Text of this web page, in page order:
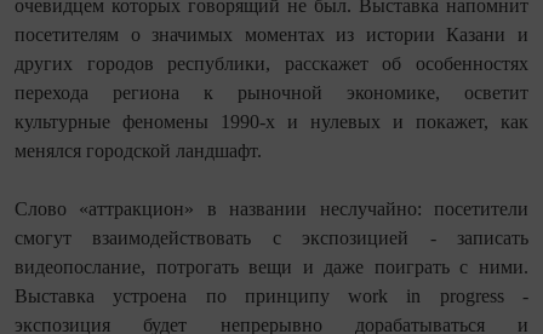
очевидцем которых говорящий не был. Выставка напомнит
посетителям о значимых моментах из истории Казани и
других городов республики, расскажет об особенностях
перехода региона к рыночной экономике, осветит
культурные феномены 1990-х и нулевых и покажет, как
менялся городской ландшафт.
Слово «аттракцион» в названии неслучайно: посетители
смогут взаимодействовать с экспозицией - записать
видеопослание, потрогать вещи и даже поиграть с ними.
Выставка устроена по принципу work in progress -
экспозиция будет непрерывно дорабатываться и